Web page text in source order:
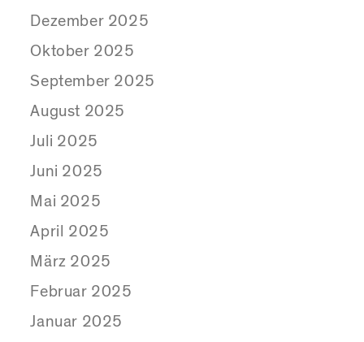
Dezember 2025
Oktober 2025
September 2025
August 2025
Juli 2025
Juni 2025
Mai 2025
April 2025
März 2025
Februar 2025
Januar 2025